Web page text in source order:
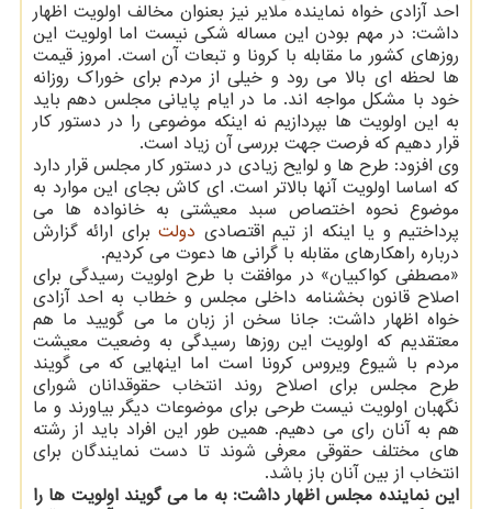
احد آزادی خواه نماینده ملایر نیز بعنوان مخالف اولویت اظهار
داشت: در مهم بودن این مساله شکی نیست اما اولویت این
روزهای کشور ما مقابله با کرونا و تبعات آن است. امروز قیمت
ها لحظه ای بالا می رود و خیلی از مردم برای خوراک روزانه
خود با مشکل مواجه اند. ما در ایام پایانی مجلس دهم باید
به این اولویت ها بپردازیم نه اینکه موضوعی را در دستور کار
قرار دهیم که فرصت جهت بررسی آن زیاد است.
وی افزود: طرح ها و لوایح زیادی در دستور کار مجلس قرار دارد
که اساسا اولویت آنها بالاتر است. ای کاش بجای این موارد به
موضوع نحوه اختصاص سبد معیشتی به خانواده ها می
پرداختیم و یا اینکه از تیم اقتصادی دولتبرای ارائه گزارش
درباره راهکارهای مقابله با گرانی ها دعوت می کردیم.
«مصطفی کواکبیان» در موافقت با طرح اولویت رسیدگی برای
اصلاح قانون بخشنامه داخلی مجلس و خطاب به احد آزادی
خواه اظهار داشت: جانا سخن از زبان ما می گویید ما هم
معتقدیم که اولویت این روزها رسیدگی به وضعیت معیشت
مردم با شیوع ویروس کرونا است اما اینهایی که می گویند
طرح مجلس برای اصلاح روند انتخاب حقوقدانان شورای
نگهبان اولویت نیست طرحی برای موضوعات دیگر بیاورند و ما
هم به آنان رای می دهیم. همین طور این افراد باید از رشته
های مختلف حقوقی معرفی شوند تا دست نمایندگان برای
انتخاب از بین آنان باز باشد.
این نماینده مجلس اظهار داشت: به ما می گویند اولویت ها را